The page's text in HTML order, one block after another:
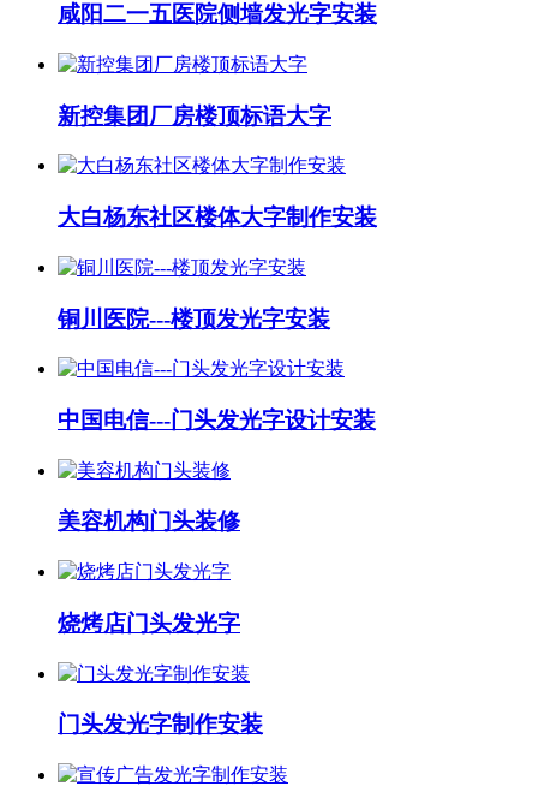
咸阳二一五医院侧墙发光字安装
新控集团厂房楼顶标语大字
大白杨东社区楼体大字制作安装
铜川医院---楼顶发光字安装
中国电信---门头发光字设计安装
美容机构门头装修
烧烤店门头发光字
门头发光字制作安装